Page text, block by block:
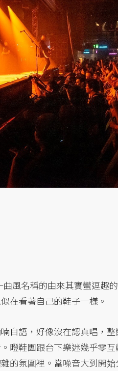
曲風名稱的由來其實蠻逗趣
在看著自己的鞋子一樣。
自語，好像沒在認真唱，
瞪鞋團跟台下樂迷幾乎零
的氛圍裡。當噪音大到開